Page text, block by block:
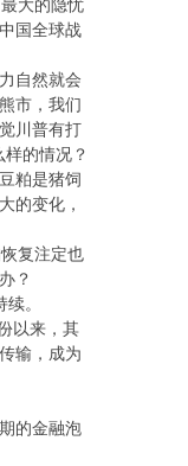
大的隐忧
国全球战
自然就会
市，我们
川普有打
的情况？
粕是猪饲
的变化，
复注定也
？
。
以来，其
输，成为
的金融泡